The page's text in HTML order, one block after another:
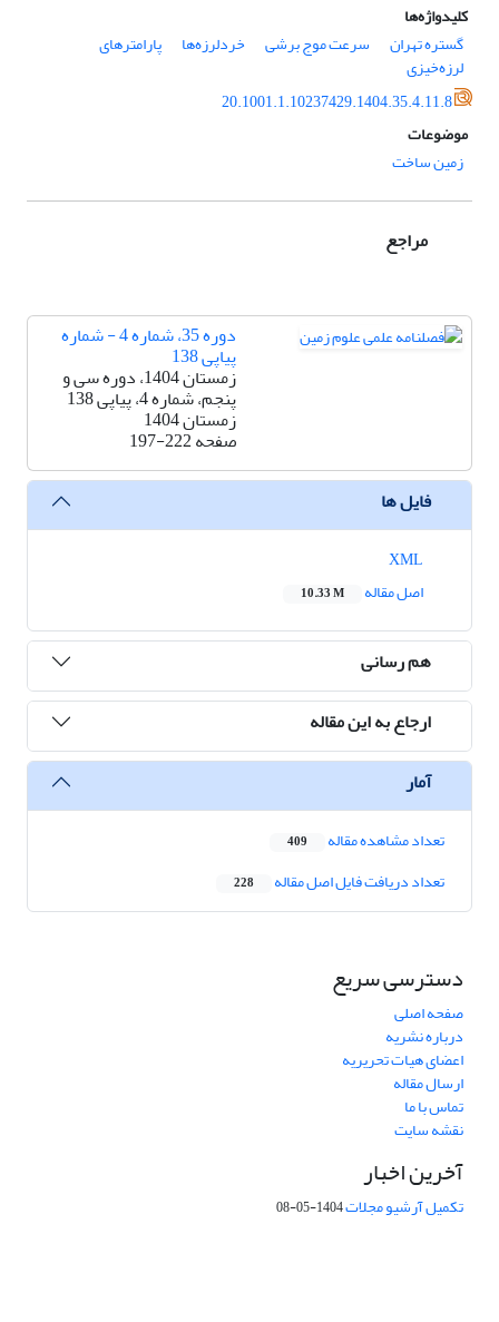
کلیدواژه‌ها
گستره تهران
سرعت موج برشی خردلرزه‌ها پارامترهای
لرزه‌خیزی
20.1001.1.10237429.1404.35.4.11.8
موضوعات
زمین ساخت
مراجع
دوره 35، شماره 4 - شماره
پیاپی 138
زمستان 1404، دوره سی و
پنجم، شماره 4، پیاپی 138
زمستان 1404
صفحه197-222
فایل ها
اصل مقاله
10.33 M
هم رسانی
ارجاع به این مقاله
آمار
تعداد مشاهده مقاله 409
تعداد دریافت فایل اصل مقاله 228
دسترسی سریع
صفحه اصلی
درباره نشریه
اعضای هیات تحریریه
ارسال مقاله
تماس با ما
نقشه سایت
آخرین اخبار
تکمیل آرشیو مجلات1404-05-08